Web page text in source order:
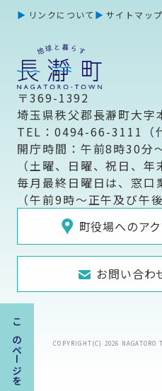
リンクについて サイトマップ
〒369-1392
埼玉県秩父郡長瀞町大字
TEL：0494-66-3111（
開庁時間：午前8時30分
（土曜、日曜、祝日、年
毎月最終日曜日は、窓口
（午前9時～正午及び午
町役場へのア
お問い合わ
COPYRIGHT(C) 2026 NAGATORO